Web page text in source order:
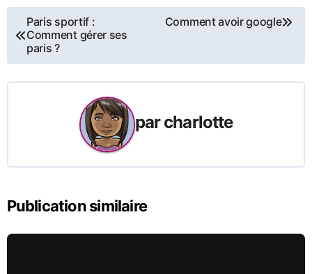
Navigation
de
l’article
Paris sportif :
Comment gérer ses
paris ?
Comment avoir google
parcharlotte
Publication similaire